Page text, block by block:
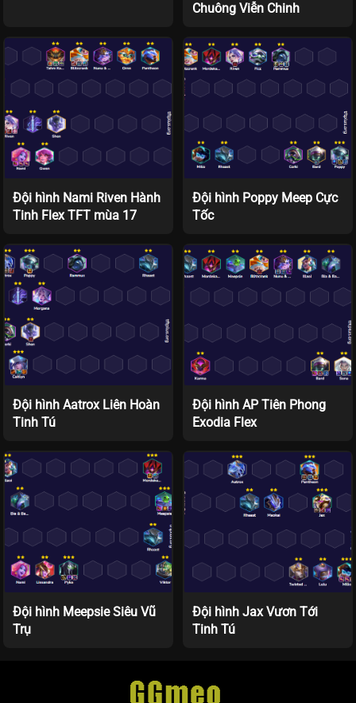
Chuông Viễn Chinh
Đội hình Nami Riven Hành
Tinh Flex TFT mùa 17
Đội hình Poppy Meep Cực
Tốc
Đội hình Aatrox Liên Hoàn
Tinh Tú
Đội hình AP Tiên Phong
Exodia Flex
Đội hình Meepsie Siêu Vũ
Trụ
Đội hình Jax Vươn Tới
Tinh Tú